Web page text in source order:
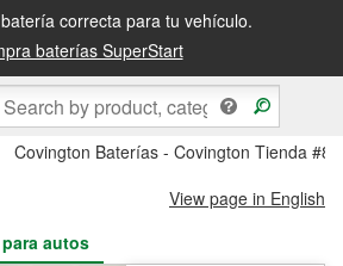
correcta para tu vehículo.
baterías SuperStart
al día siguiente o recógela en la tienda
Covington Baterías - Covington Tienda
View page in English
autos